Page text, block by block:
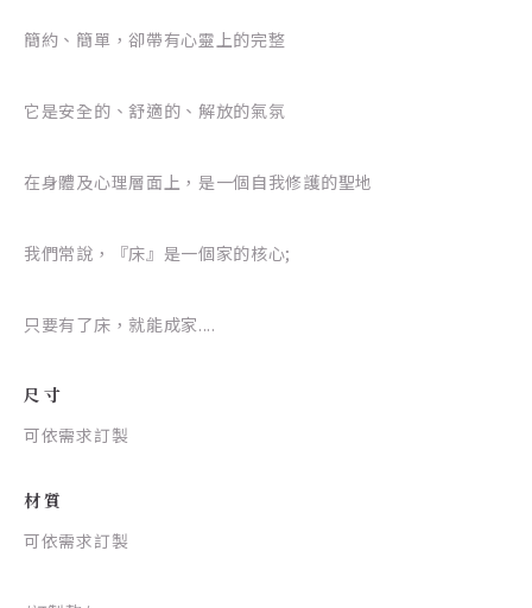
簡約、簡單，卻帶有心靈上的完整
它是安全的、舒適的、解放的氣氛
在身體及心理層面上，是一個自我修護的聖地
我們常說，『床』是一個家的核心;
只要有了床，就能成家....
尺寸
可依需求訂製
材質
可依需求訂製